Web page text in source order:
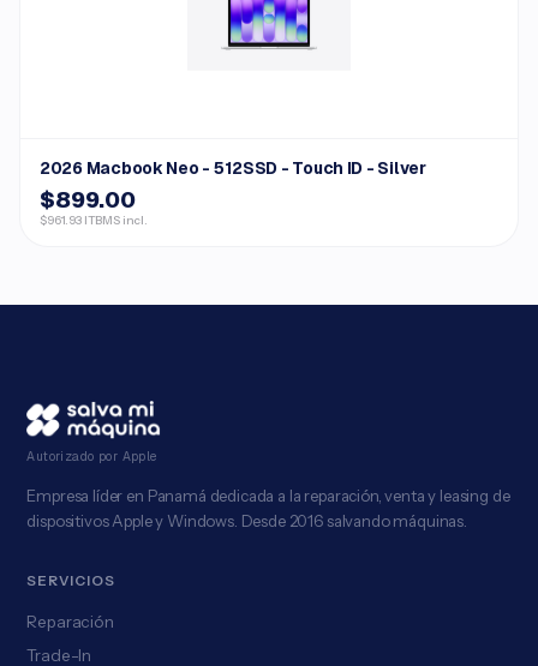
2026 Macbook Neo - 512SSD - Touch ID - Silver
$899.00
$961.93 ITBMS incl.
Autorizado por Apple
Empresa líder en Panamá dedicada a la reparación, venta y leasing de
dispositivos Apple y Windows. Desde 2016 salvando máquinas.
SERVICIOS
Reparación
Trade-In